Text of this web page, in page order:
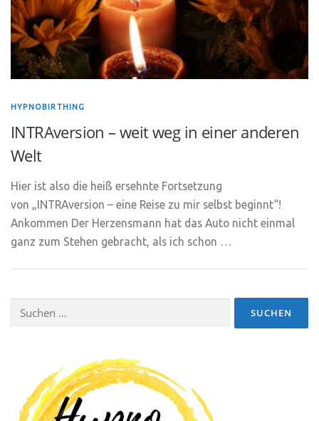
HYPNOBIRTHING
INTRAversion – weit weg in einer anderen
Welt
Hier ist also die heiß ersehnte Fortsetzung
von „INTRAversion – eine Reise zu mir selbst beginnt“!
Ankommen Der Herzensmann hat das Auto nicht einmal
ganz zum Stehen gebracht, als ich schon …
Suchen